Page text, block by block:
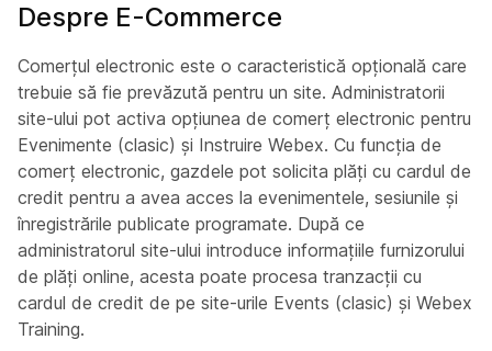
Despre E-Commerce
Comerțul electronic este o caracteristică opțională care
trebuie să fie prevăzută pentru un site. Administratorii
site-ului pot activa opțiunea de comerț electronic pentru
Evenimente (clasic) și Instruire Webex. Cu funcția de
comerț electronic, gazdele pot solicita plăți cu cardul de
credit pentru a avea acces la evenimentele, sesiunile și
înregistrările publicate programate. După ce
administratorul site-ului introduce informațiile furnizorului
de plăți online, acesta poate procesa tranzacții cu
cardul de credit de pe site-urile Events (clasic) și Webex
Training.